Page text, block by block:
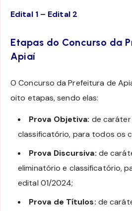
Edital 1– Edital 2
Etapas do Concurso da
Apiaí
O Concurso da Prefeitura de
oito etapas, sendo elas:
Prova Objetiva: de
classificatório, para todos os
Prova Discursiva: de
eliminatório e classificatório,
edital 01/2024;
Prova de Títulos: de